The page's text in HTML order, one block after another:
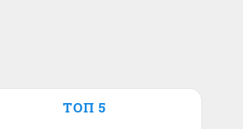
ТОП 5